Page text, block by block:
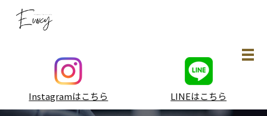
Instagramはこちら LINEはこちら
メ